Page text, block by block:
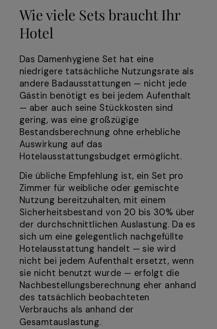
Wie viele Sets braucht Ihr
Hotel
Das Damenhygiene Set hat eine
niedrigere tatsächliche Nutzungsrate als
andere Badausstattungen — nicht jede
Gästin benötigt es bei jedem Aufenthalt
— aber auch seine Stückkosten sind
gering, was eine großzügige
Bestandsberechnung ohne erhebliche
Auswirkung auf das
Hotelausstattungsbudget ermöglicht.
Die übliche Empfehlung ist, ein Set pro
Zimmer für weibliche oder gemischte
Nutzung bereitzuhalten, mit einem
Sicherheitsbestand von 20 bis 30% über
der durchschnittlichen Auslastung. Da es
sich um eine gelegentlich nachgefüllte
Hotelausstattung handelt — sie wird
nicht bei jedem Aufenthalt ersetzt, wenn
sie nicht benutzt wurde — erfolgt die
Nachbestellungsberechnung eher anhand
des tatsächlich beobachteten
Verbrauchs als anhand der
Gesamtauslastung.